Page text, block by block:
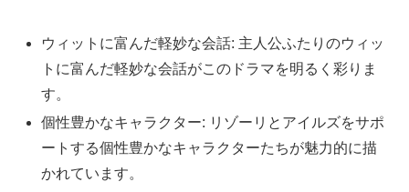
ウィットに富んだ軽妙な会話: 主人公ふたりのウィッ
トに富んだ軽妙な会話がこのドラマを明るく彩りま
す。
個性豊かなキャラクター: リゾーリとアイルズをサポ
ートする個性豊かなキャラクターたちが魅力的に描
かれています。